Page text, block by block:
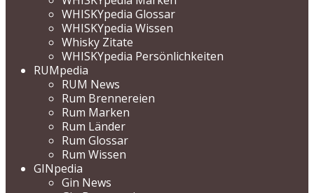
WHISKYpedia Glossar
WHISKYpedia Wissen
Whisky Zitate
WHISKYpedia Persönlichkeiten
RUMpedia
RUM News
Rum Brennereien
Rum Marken
Rum Länder
Rum Glossar
Rum Wissen
GINpedia
Gin News